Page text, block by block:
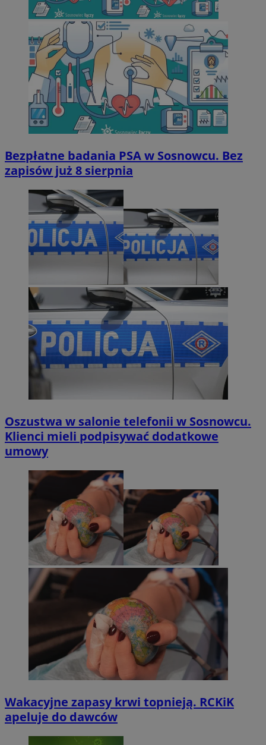
Bezpłatne badania PSA w Sosnowcu. Bez
zapisów już 8 sierpnia
Oszustwa w salonie telefonii w Sosnowcu.
Klienci mieli podpisywać dodatkowe
umowy
Wakacyjne zapasy krwi topnieją. RCKiK
apeluje do dawców